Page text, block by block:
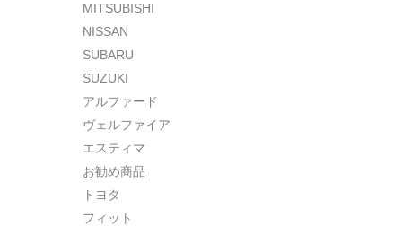
MITSUBISHI
NISSAN
SUBARU
SUZUKI
アルファード
ヴェルファイア
エスティマ
お勧め商品
トヨタ
フィット